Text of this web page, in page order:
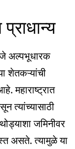
अल्पभूधारक
शेतकऱ्यांची
महाराष्ट्रात
त्यांच्यासाठी
जमिनीवर
असते. त्यामुळे या